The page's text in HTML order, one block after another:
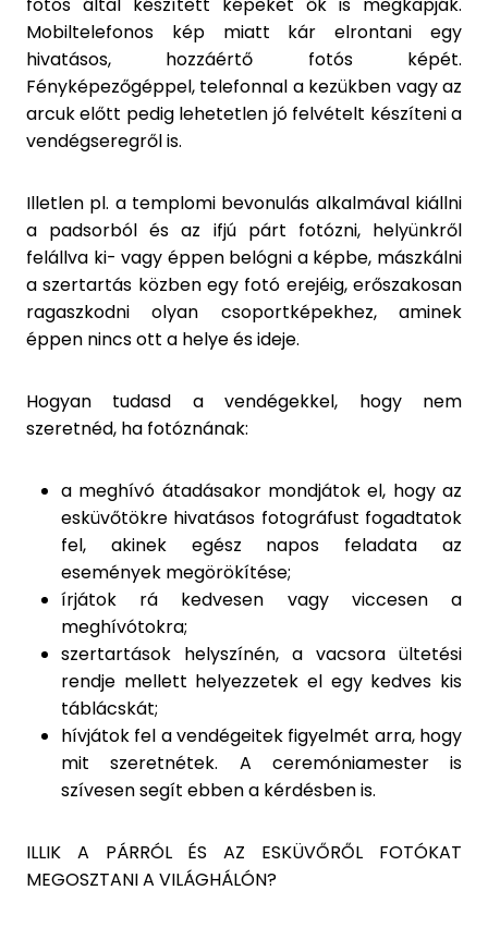
Mobiltelefonos kép miatt kár elrontani egy
hivatásos, hozzáértő fotós képét.
Fényképezőgéppel, telefonnal a kezükben vagy az
arcuk előtt pedig lehetetlen jó felvételt készíteni a
vendégseregről is.
Illetlen pl. a templomi bevonulás alkalmával kiállni
a padsorból és az ifjú párt fotózni, helyünkről
felállva ki- vagy éppen belógni a képbe, mászkálni
a szertartás közben egy fotó erejéig, erőszakosan
ragaszkodni olyan csoportképekhez, aminek
éppen nincs ott a helye és ideje.
Hogyan tudasd a vendégekkel, hogy nem
szeretnéd, ha fotóznának:
a meghívó átadásakor mondjátok el, hogy az
esküvőtökre hivatásos fotográfust fogadtatok
fel, akinek egész napos feladata az
események megörökítése;
írjátok rá kedvesen vagy viccesen a
meghívótokra;
szertartások helyszínén, a vacsora ültetési
rendje mellett helyezzetek el egy kedves kis
táblácskát;
hívjátok fel a vendégeitek figyelmét arra, hogy
mit szeretnétek. A ceremóniamester is
szívesen segít ebben a kérdésben is.
ILLIK A PÁRRÓL ÉS AZ ESKÜVŐRŐL FOTÓKAT
MEGOSZTANI A VILÁGHÁLÓN?